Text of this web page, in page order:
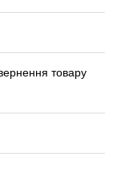
товару